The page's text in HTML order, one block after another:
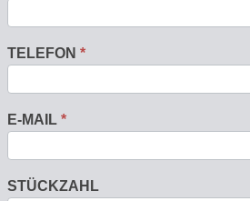
TELEFON *
E-MAIL *
STÜCKZAHL